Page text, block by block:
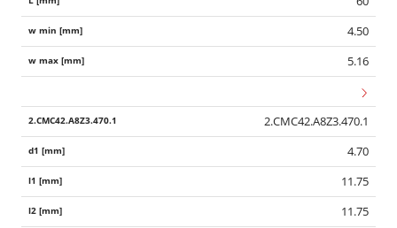
4.50
5.16
2.CMC42.A8Z3.470.1
4.70
11.75
11.75